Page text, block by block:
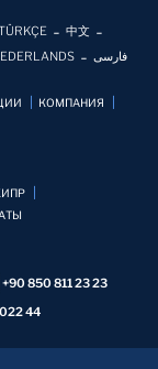
中文
فارسی
КОМПАНИЯ
+90 850 811 23 23
44